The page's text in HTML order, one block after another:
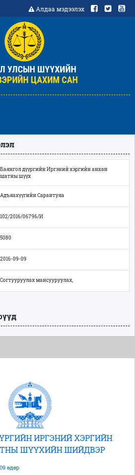
Алдаа мэдээлэх
Баянгол дүүргийн Иргэний хэргийн анхан
шатны шүүх
Адъяахүүгийн Сарантуяа
102/2016/06796/И
5080
2016-09-09
Согтууруулах мансууруулах,
ИРГЭНИЙ ХЭРГИЙН
ШҮҮХИЙН ШИЙДВЭР
өдөр